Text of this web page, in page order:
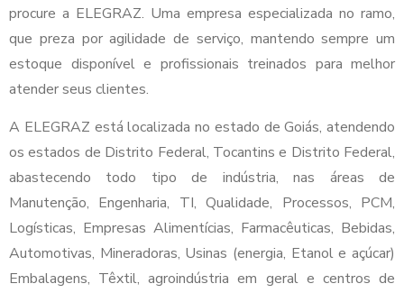
procure a ELEGRAZ. Uma empresa especializada no ramo,
que preza por agilidade de serviço, mantendo sempre um
estoque disponível e profissionais treinados para melhor
atender seus clientes.
A ELEGRAZ está localizada no estado de Goiás, atendendo
os estados de Distrito Federal, Tocantins e Distrito Federal,
abastecendo todo tipo de indústria, nas áreas de
Manutenção, Engenharia, TI, Qualidade, Processos, PCM,
Logísticas, Empresas Alimentícias, Farmacêuticas, Bebidas,
Automotivas, Mineradoras, Usinas (energia, Etanol e açúcar)
Embalagens, Têxtil, agroindústria em geral e centros de